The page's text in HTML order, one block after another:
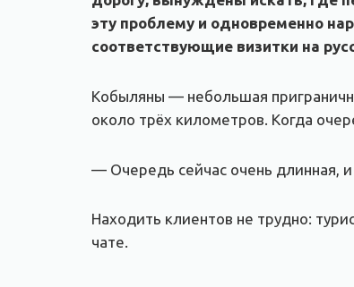
эту проблему и одновременно
соответствующие визитки на
Кобыляны — небольшая
около трёх километров. Когда
— Очередь сейчас очень длинная, и
Находить клиентов не трудно:
чате.